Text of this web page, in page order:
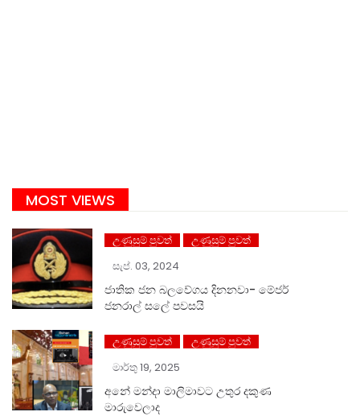
MOST VIEWS
උණුසුම් පුවත්
උණුසුම් පුවත්
සැප්. 03, 2024
ජාතික ජන බලවේගය දිනනවා- මේජර්
ජනරාල් සලේ පවසයි
උණුසුම් පුවත්
උණුසුම් පුවත්
මාර්තු 19, 2025
අනේ මන්දා මාලිමාවට උතුර දකුණ
මාරුවෙලාද